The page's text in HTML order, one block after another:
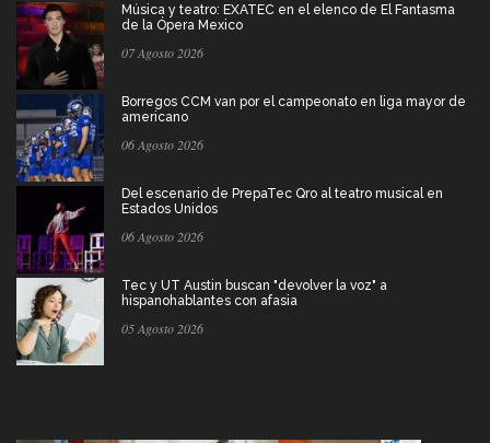
Música y teatro: EXATEC en el elenco de El Fantasma
de la Ópera Mexico
07 Agosto 2026
Borregos CCM van por el campeonato en liga mayor de
americano
06 Agosto 2026
Del escenario de PrepaTec Qro al teatro musical en
Estados Unidos
06 Agosto 2026
Tec y UT Austin buscan "devolver la voz" a
hispanohablantes con afasia
05 Agosto 2026